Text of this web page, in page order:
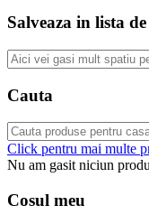
Salveaza in lista
Cauta
Click pentru mai multe
Nu am gasit niciun
Cosul meu